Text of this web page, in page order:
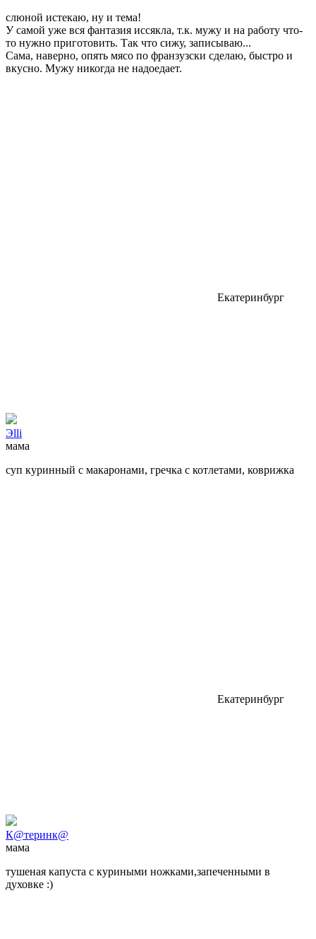
слюной истекаю, ну и тема!
У самой уже вся фантазия иссякла, т.к. мужу и на работу что-
то нужно приготовить. Так что сижу, записываю...
Сама, наверно, опять мясо по франзузски сделаю, быстро и
вкусно. Мужу никогда не надоедает.
Екатеринбург
Эlli
мама
суп куринный с макаронами, гречка с котлетами, коврижка
Екатеринбург
К@теринк@
мама
тушеная капуста с куриными ножками,запеченными в
духовке :)